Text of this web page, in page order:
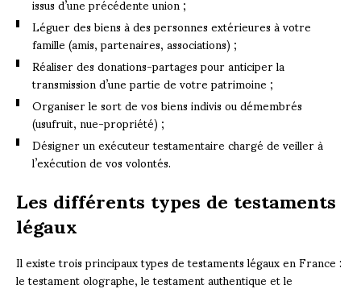
Léguer des biens à des personnes extérieures à votre
famille (amis, partenaires, associations) ;
Réaliser des donations-partages pour anticiper la
transmission d’une partie de votre patrimoine ;
Organiser le sort de vos biens indivis ou démembrés
(usufruit, nue-propriété) ;
Désigner un exécuteur testamentaire chargé de veiller à
l’exécution de vos volontés.
Les différents types de testaments
légaux
Il existe trois principaux types de testaments légaux en France :
le testament olographe, le testament authentique et le